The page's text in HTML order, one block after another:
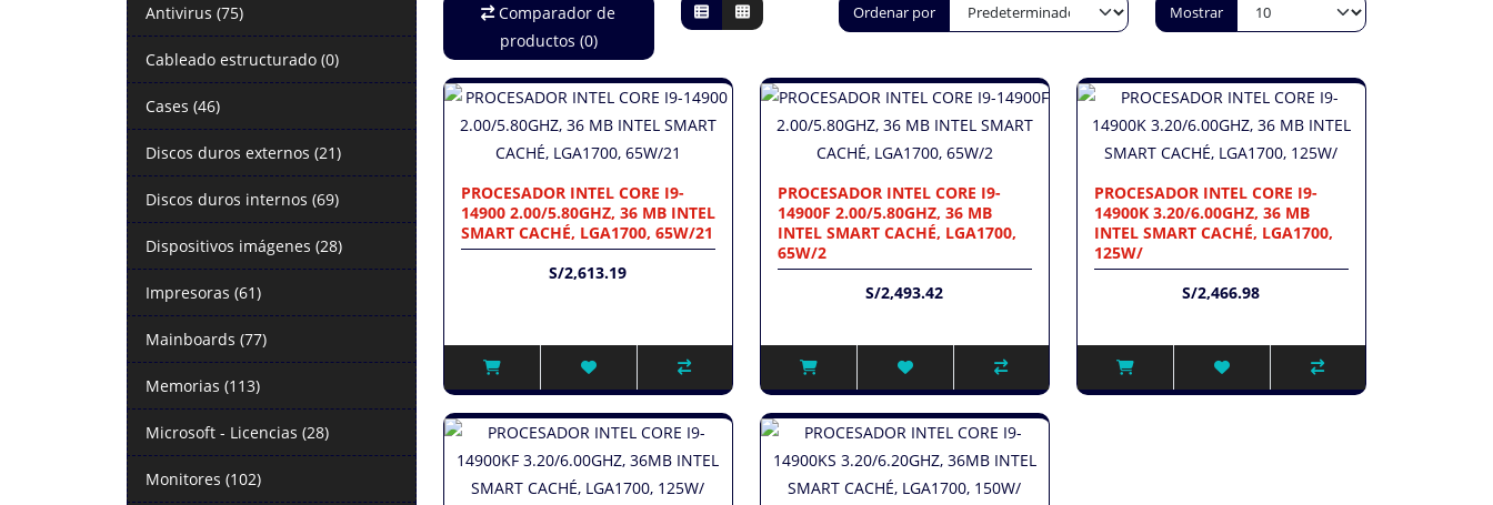
Antivirus (75)
Cableado estructurado (0)
Cases (46)
Discos duros externos (21)
Discos duros internos (69)
Dispositivos imágenes (28)
Impresoras (61)
Mainboards (77)
Memorias (113)
Microsoft - Licencias (28)
Monitores (102)
Comparador de
productos (0)
Ordenar por Mostrar
PROCESADOR INTEL CORE I9-
14900 2.00/5.80GHZ, 36 MB INTEL
SMART CACHÉ, LGA1700, 65W/21
S/2,613.19
PROCESADOR INTEL CORE I9-
14900F 2.00/5.80GHZ, 36 MB
INTEL SMART CACHÉ, LGA1700,
65W/2
S/2,493.42
PROCESADOR INTEL CORE I9-
14900K 3.20/6.00GHZ, 36 MB
INTEL SMART CACHÉ, LGA1700,
125W/
S/2,466.98